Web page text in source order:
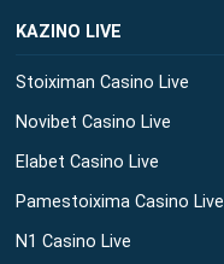
ΚΑΖΙΝΟ LIVE
Stoiximan Casino Live
Novibet Casino Live
Elabet Casino Live
Pamestoixima Casino Live
N1 Casino Live